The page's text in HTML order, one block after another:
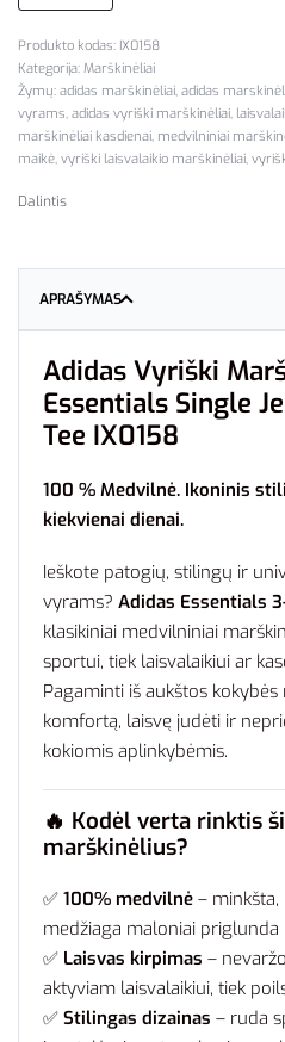
IX0158
Kategorija: Marškinėliai
Žymų: adidas marškinėliai, adidas
vyrams, adidas vyriški marškinėliai,
marškinėliai kasdienai, medvilniniai
maikė, vyriški laisvalaikio marškinėliai,
Dalintis
APRAŠYMAS
Adidas Vyriški
Essentials Single
Tee IX0158
100 % Medvilnė. Ikoninis
kiekvienai dienai.
Ieškote patogių, stilingų ir
vyrams? Adidas Essentials
klasikiniai medvilniniai
sportui, tiek laisvalaikiui ar
Pagaminti iš aukštos
komfortą, laisvę judėti ir
kokiomis aplinkybėmis.
🔥 Kodėl verta rinktis
marškinėlius?
✅ 100% medvilnė –
medžiaga maloniai priglunda
✅ Laisvas kirpimas –
aktyviam laisvalaikiui, tiek
✅ Stilingas dizainas – ruda